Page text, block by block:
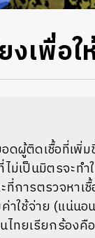
เพื่อใ
ดผู้ติดเชื้อที่เพิ่ม
ม่เป็นมิตรจะทำ
การตรวจหาเ
าใช้จ่าย (แน่น
ไทยเรียกร้องคื